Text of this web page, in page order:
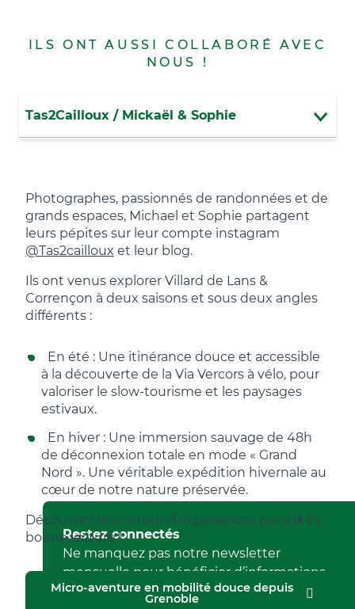
ILS ONT AUSSI COLLABORÉ AVEC
NOUS !
Tas2Cailloux / Mickaël & Sophie
Clarafotomania
Insta 360
Photographes, passionnés de randonnées et de
grands espaces, Michael et Sophie partagent
leurs pépites sur leur compte instagram
@Tas2cailloux et leur blog.
Ils ont venus explorer Villard de Lans &
Corrençon à deux saisons et sous deux angles
différents :
En été : Une itinérance douce et accessible
à la découverte de la Via Vercors à vélo, pour
valoriser le slow-tourisme et les paysages
estivaux.
En hiver : Une immersion sauvage de 48h
de déconnexion totale en mode « Grand
Nord ». Une véritable expédition hivernale au
cœur de notre nature préservée.
Découvrez leur retour d’expériences par ici⬇️ Et
bonne lecture !
Micro-aventure en mobilité douce depuis
Grenoble
Restez connectés
Ne manquez pas notre newsletter
mensuelle pour bénéficier d’informations
exclusives.